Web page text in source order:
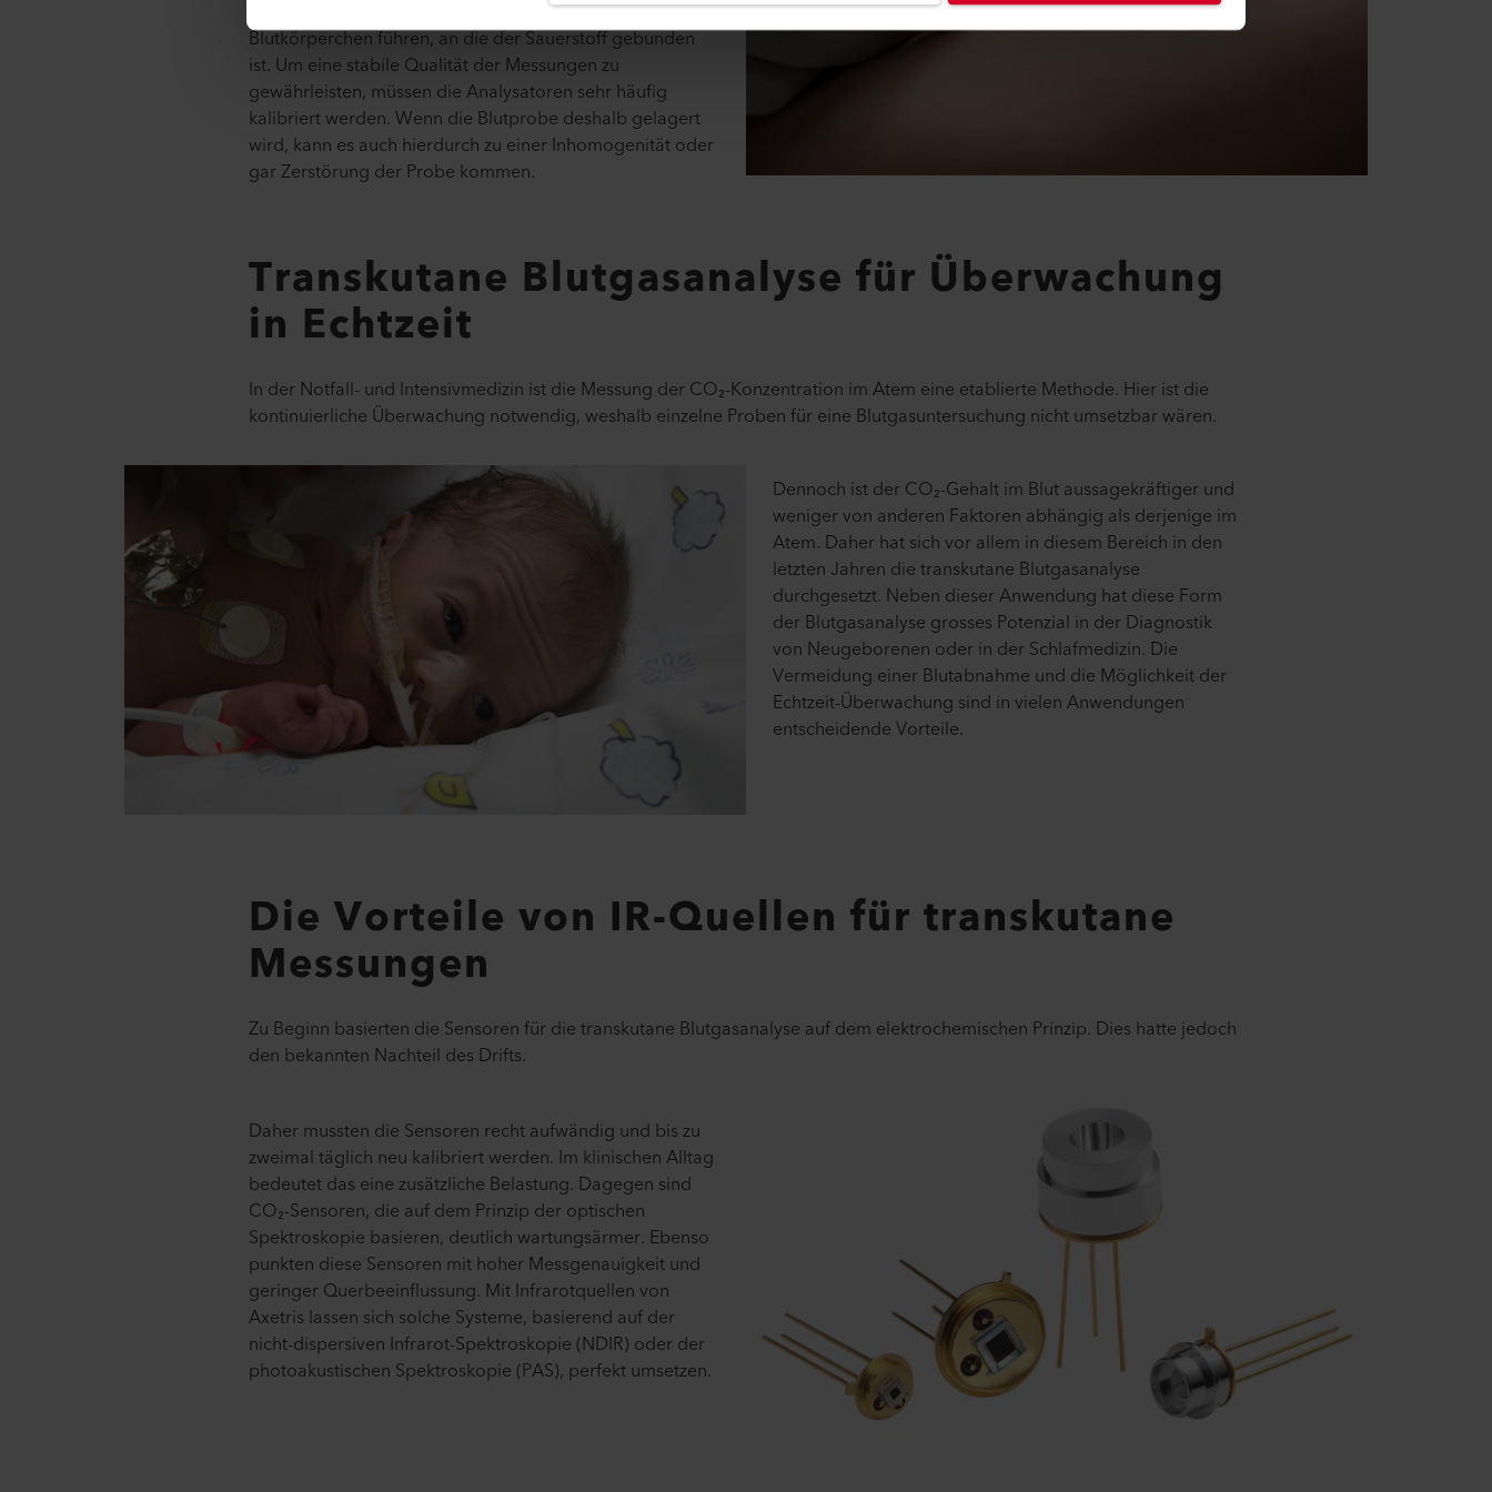
durchmischt, kann dies zur Auflösung der roten
Blutkörperchen führen, an die der Sauerstoff gebunden
ist. Um eine stabile Qualität der Messungen zu
gewährleisten, müssen die Analysatoren sehr häufig
kalibriert werden. Wenn die Blutprobe deshalb gelagert
wird, kann es auch hierdurch zu einer Inhomogenität oder
gar Zerstörung der Probe kommen.
Transkutane Blutgasanalyse für Überwachung
in Echtzeit
In der Notfall- und Intensivmedizin ist die Messung der CO₂-Konzentration im Atem eine etablierte Methode. Hier ist die
kontinuierliche Überwachung notwendig, weshalb einzelne Proben für eine Blutgasuntersuchung nicht umsetzbar wären.
Dennoch ist der CO₂-Gehalt im Blut aussagekräftiger und
weniger von anderen Faktoren abhängig als derjenige im
Atem. Daher hat sich vor allem in diesem Bereich in den
letzten Jahren die transkutane Blutgasanalyse
durchgesetzt. Neben dieser Anwendung hat diese Form
der Blutgasanalyse grosses Potenzial in der Diagnostik
von Neugeborenen oder in der Schlafmedizin. Die
Vermeidung einer Blutabnahme und die Möglichkeit der
Echtzeit-Überwachung sind in vielen Anwendungen
entscheidende Vorteile.
Die Vorteile von IR-Quellen für transkutane
Messungen
Zu Beginn basierten die Sensoren für die transkutane Blutgasanalyse auf dem elektrochemischen Prinzip. Dies hatte jedoch
den bekannten Nachteil des Drifts.
Daher mussten die Sensoren recht aufwändig und bis zu
zweimal täglich neu kalibriert werden. Im klinischen Alltag
bedeutet das eine zusätzliche Belastung. Dagegen sind
CO₂-Sensoren, die auf dem Prinzip der optischen
Spektroskopie basieren, deutlich wartungsärmer. Ebenso
punkten diese Sensoren mit hoher Messgenauigkeit und
geringer Querbeeinflussung. Mit Infrarotquellen von
Axetris lassen sich solche Systeme, basierend auf der
nicht-dispersiven Infrarot-Spektroskopie (NDIR) oder der
photoakustischen Spektroskopie (PAS), perfekt umsetzen.